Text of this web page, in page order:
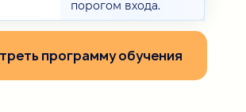
порогом входа.
программу обучения